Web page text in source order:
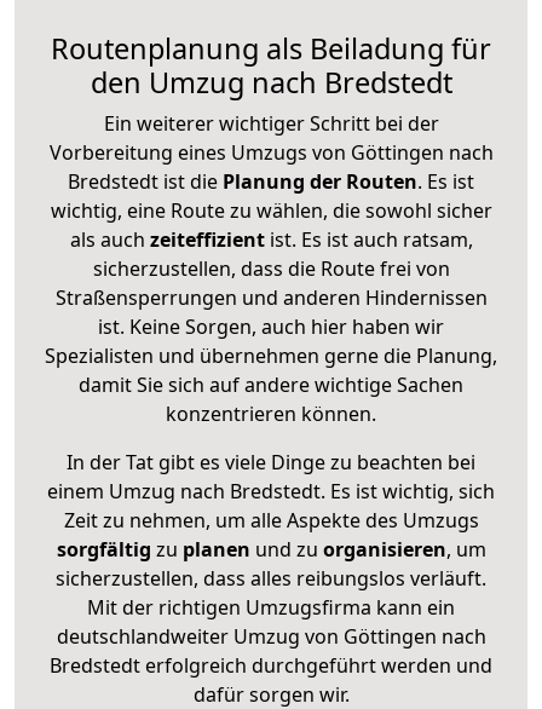
Routenplanung als Beiladung für
den Umzug nach Bredstedt
Ein weiterer wichtiger Schritt bei der
Vorbereitung eines Umzugs von Göttingen nach
Bredstedt ist die Planung der Routen. Es ist
wichtig, eine Route zu wählen, die sowohl sicher
als auch zeiteffizientist. Es ist auch ratsam,
sicherzustellen, dass die Route frei von
Straßensperrungen und anderen Hindernissen
ist. Keine Sorgen, auch hier haben wir
Spezialisten und übernehmen gerne die Planung,
damit Sie sich auf andere wichtige Sachen
konzentrieren können.
In der Tat gibt es viele Dinge zu beachten bei
einem Umzug nach Bredstedt. Es ist wichtig, sich
Zeit zu nehmen, um alle Aspekte des Umzugs
sorgfältig zu planen und zu organisieren, um
sicherzustellen, dass alles reibungslos verläuft.
Mit der richtigen Umzugsfirma kann ein
deutschlandweiter Umzug von Göttingen nach
Bredstedt erfolgreich durchgeführt werden und
dafür sorgen wir.